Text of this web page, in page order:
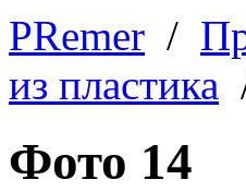
PRemer /
из пластика
Фото 14